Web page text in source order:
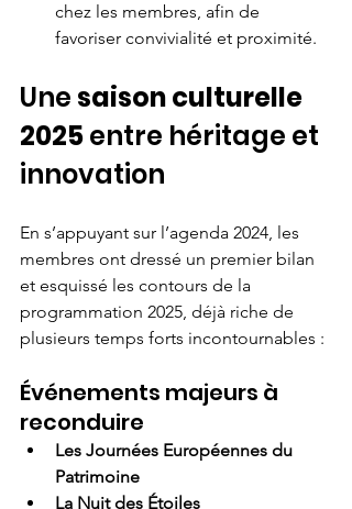
chez les membres, afin de
favoriser convivialité et proximité.
Une saison culturelle
2025 entre héritage et
innovation
En s’appuyant sur l’agenda 2024, les
membres ont dressé un premier bilan
et esquissé les contours de la
programmation 2025, déjà riche de
plusieurs temps forts incontournables :
Événements majeurs à
reconduire
Les Journées Européennes du
Patrimoine
La Nuit des Étoiles